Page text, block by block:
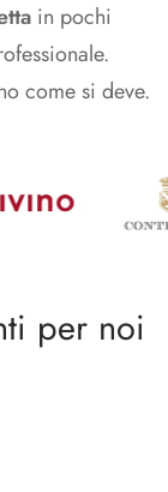
in pochi
come si deve.
per noi